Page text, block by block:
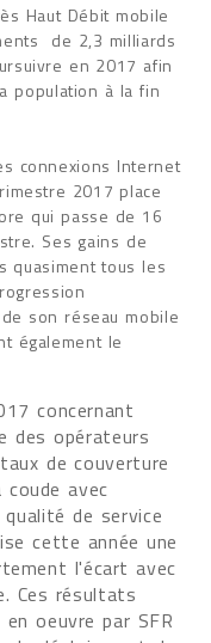
Haut Débit mobile
de 2,3 milliards
en 2017 afin
population à la fin
connexions Internet
2017 place
qui passe de 16
Ses gains de
quasiment tous les
son réseau mobile
également le
concernant
des opérateurs
de couverture
avec
de service
cette année une
l'écart avec
Ces résultats
oeuvre par SFR